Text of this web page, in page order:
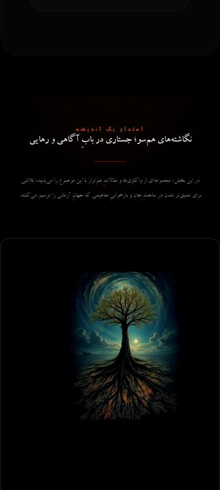
امتدادِ یک اندیشه
نگاشته‌های هم‌سو؛ جستاری در بابِ آگاهی و رهایی
در این بخش، مجموعه‌ای از واکاوی‌ها و مقالاتِ هم‌تراز با این موضوع را می‌یابید؛ تلاشی
برای عمیق‌تر شدن در ساحتِ جان و بازخوانیِ مفاهیمی که جهانِ آرمانی را ترسیم می‌کنند.